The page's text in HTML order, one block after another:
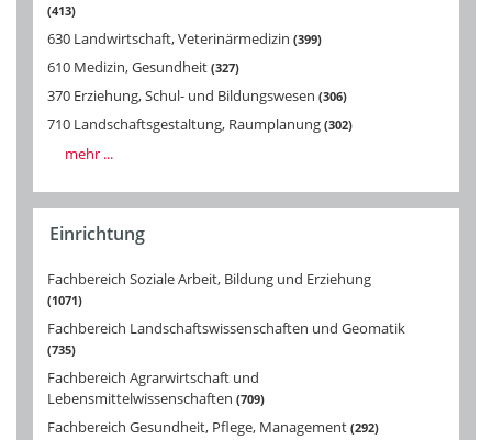
413
630 Landwirtschaft, Veterinärmedizin 399
610 Medizin, Gesundheit 327
370 Erziehung, Schul- und Bildungswesen 306
710 Landschaftsgestaltung, Raumplanung 302
mehr ...
Einrichtung
Fachbereich Soziale Arbeit, Bildung und Erziehung
1071
Fachbereich Landschaftswissenschaften und Geomatik
735
Fachbereich Agrarwirtschaft und
Lebensmittelwissenschaften 709
Fachbereich Gesundheit, Pflege, Management 292